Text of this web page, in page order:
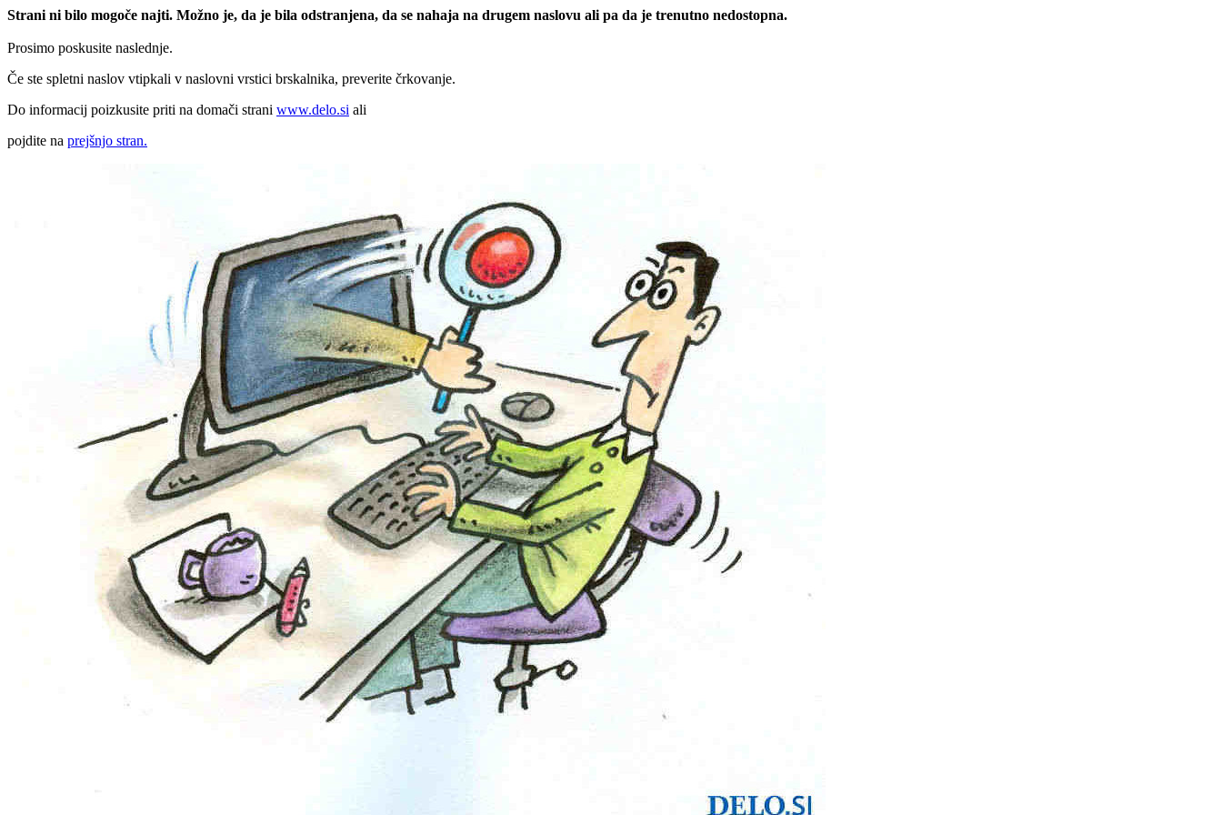
Strani ni bilo mogoče najti. Možno je, da je bila odstranjena, da se nahaja na drugem naslovu ali pa da je trenutno nedostopna.
Prosimo poskusite naslednje.
Če ste spletni naslov vtipkali v naslovni vrstici brskalnika, preverite črkovanje.
Do informacij poizkusite priti na domači strani www.delo.si ali
pojdite na prejšnjo stran.